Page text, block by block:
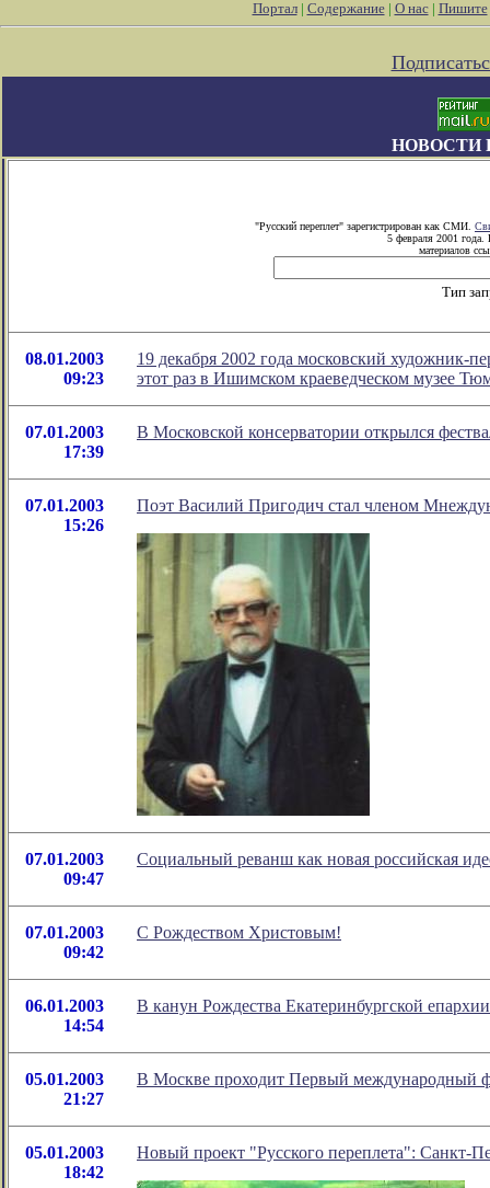
Портал| Содержание| О нас| Пишите
НОВОСТИ
"Русский переплет" зарегистрирован как СМИ.
5 февраля 2001 года.
материалов
Тип
08.01.2003
09:23
19 декабря 2002 года московский художник-
этот раз в Ишимском краеведческом музее
07.01.2003
17:39
В Московской консерватории открылся
07.01.2003
15:26
Поэт Василий Пригодич стал членом
07.01.2003
09:47
Социальный реванш как новая российская
07.01.2003
09:42
С Рождеством Христовым!
06.01.2003
14:54
В канун Рождества Екатеринбургской
05.01.2003
21:27
В Москве проходит Первый международный
05.01.2003
18:42
Новый проект "Русского переплета": Санкт-